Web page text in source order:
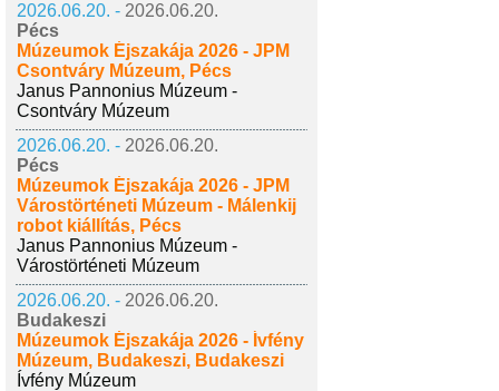
2026.06.20. - 2026.06.20.
Pécs
Múzeumok Éjszakája 2026 - JPM
Csontváry Múzeum, Pécs
Janus Pannonius Múzeum -
Csontváry Múzeum
2026.06.20. - 2026.06.20.
Pécs
Múzeumok Éjszakája 2026 - JPM
Várostörténeti Múzeum - Málenkij
robot kiállítás, Pécs
Janus Pannonius Múzeum -
Várostörténeti Múzeum
2026.06.20. - 2026.06.20.
Budakeszi
Múzeumok Éjszakája 2026 - Ívfény
Múzeum, Budakeszi, Budakeszi
Ívfény Múzeum